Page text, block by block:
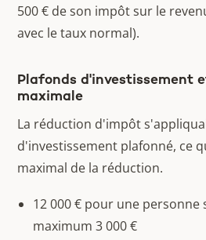
500 € de son impôt sur le
avec le taux normal).
Plafonds d'investissement
maximale
La réduction d'impôt
d'investissement plafonné, ce
maximal de la réduction.
12 000 € pour une
maximum 3 000 €